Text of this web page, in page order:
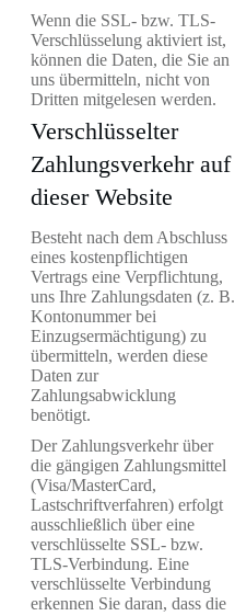
Wenn die SSL- bzw. TLS-
Verschlüsselung aktiviert ist,
können die Daten, die Sie an
uns übermitteln, nicht von
Dritten mitgelesen werden.
Verschlüsselter
Zahlungsverkehr auf
dieser Website
Besteht nach dem Abschluss
eines kostenpflichtigen
Vertrags eine Verpflichtung,
uns Ihre Zahlungsdaten (z. B.
Kontonummer bei
Einzugsermächtigung) zu
übermitteln, werden diese
Daten zur
Zahlungsabwicklung
benötigt.
Der Zahlungsverkehr über
die gängigen Zahlungsmittel
(Visa/MasterCard,
Lastschriftverfahren) erfolgt
ausschließlich über eine
verschlüsselte SSL- bzw.
TLS-Verbindung. Eine
verschlüsselte Verbindung
erkennen Sie daran, dass die